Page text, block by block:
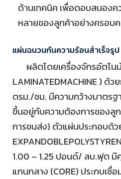
ด้านเทคนิค เพื่อตอบสนองค
หลายของลูกค้าอย่างครอบ
แผ่นฉนวนกันความร้อนสำเร็จรูป
ผลิตโดยเครื่องจักรอัตโน
LAMINATEDMACHINE ) ด้
ตรม./ชม. มีความกว้างมาตรฐ
ขึ้นอยู่กับความต้องการของลูก
การขนส่ง) ตัวแผ่นประกอบด้
1.00 – 1.25 ปอนด์/ ลบ.ฟุต
แกนกลาง (CORE) ประกบเ